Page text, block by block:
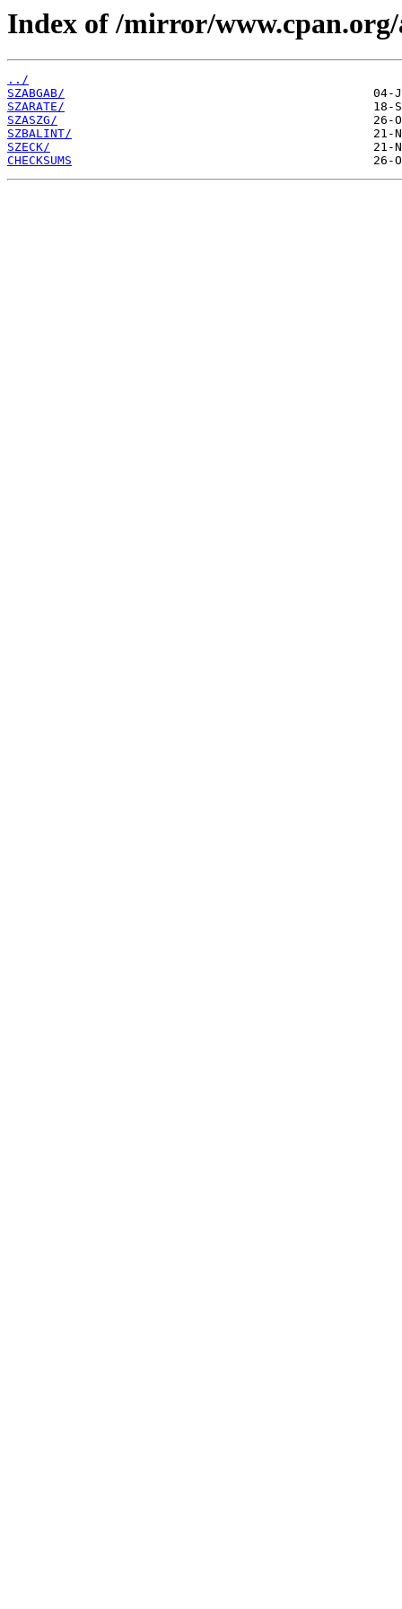
Index of /mirror/
../
SZABGAB/
SZARATE/
SZASZG/
SZBALINT/
SZECK/
CHECKSUMS